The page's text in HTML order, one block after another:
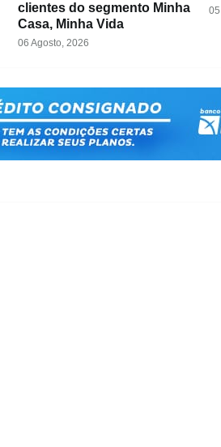
clientes do segmento Minha
Casa, Minha Vida
06 Agosto, 2026